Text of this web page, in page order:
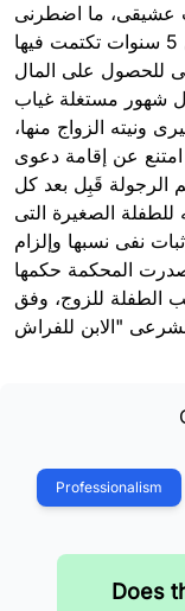
عشيقى، ما اضطرنى
لقبول تسجيل الطفلة باسم زوجى، وخلال 5 سنوات تكتمت فيها
للحصول على المال
شهور مستغلة غياب
الزواج منها،
عن إقامة دعوى
الرجولة قَبِل بعد كل
للطفلة الصغيرة التى
نفى نسبها وإلزام
أصدرت المحكمة حكمها
الطفلة للزوج، وفق
Professionalism
Does